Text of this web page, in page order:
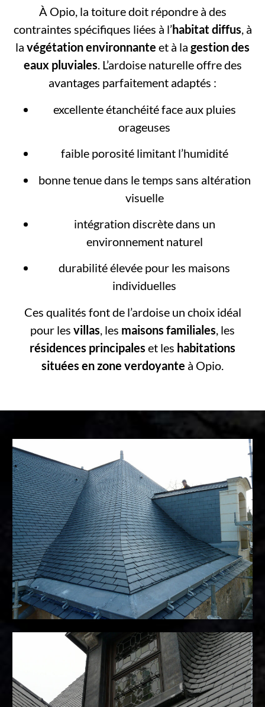
À Opio, la toiture doit répondre à des
contraintes spécifiques liées à l’habitat diffus, à
la végétation environnante et à la gestion des
eaux pluviales. L’ardoise naturelle offre des
avantages parfaitement adaptés :
excellente étanchéité face aux pluies
orageuses
faible porosité limitant l’humidité
bonne tenue dans le temps sans altération
visuelle
intégration discrète dans un
environnement naturel
durabilité élevée pour les maisons
individuelles
Ces qualités font de l’ardoise un choix idéal
pour les villas , les maisons familiales , les
résidences principales et les habitations
situées en zone verdoyante à Opio.